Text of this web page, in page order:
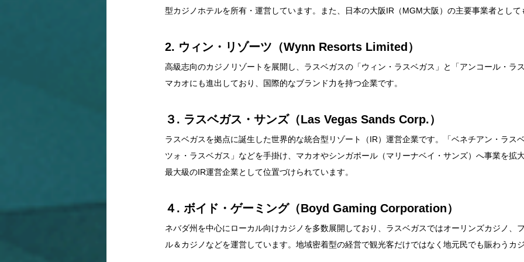
型カジノホテルを所有・運営しています。また、日本の大阪IR（MGM大阪）の主要事業者とし
2. ウィン・リゾーツ（Wynn Resorts Limited）
高級志向のカジノリゾートを展開し、ラスベガスの「ウィン・ラスベガス」と「アンコール・ラ
マカオにも進出しており、国際的なブランド力を持つ企業です。
３. ラスベガス・サンズ（Las Vegas Sands Corp.）
ラスベガスを拠点に誕生した世界的な統合型リゾート（IR）運営企業です。「ベネチアン・ラス
ツォ・ラスベガス」などを手掛け、マカオやシンガポール（マリーナベイ・サンズ）へ事業を拡
最大級のIR運営企業として位置づけられています。
４. ボイド・ゲーミング（Boyd Gaming Corporation）
ネバダ州を中心にローカル向けカジノを多数展開しており、ラスベガスではオーリンズカジノ、
ル＆カジノなどを運営しています。地域密着型の経営で観光客だけではなく地元民でも賑わうカ